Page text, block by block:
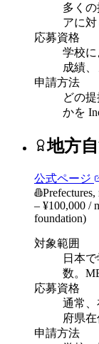
多く
アに対
応募資格
学校
成績、
申請方法
どの
かを
地方
公式ページ
– ¥100,000 /
foundation)
対象範囲
日本
数。
応募資格
通常
府県在
申請方法